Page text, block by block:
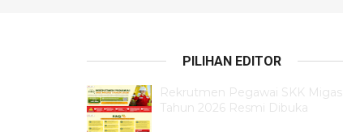
PILIHAN EDITOR
Rekrutmen Pegawai SKK Migas
Tahun 2026 Resmi Dibuka